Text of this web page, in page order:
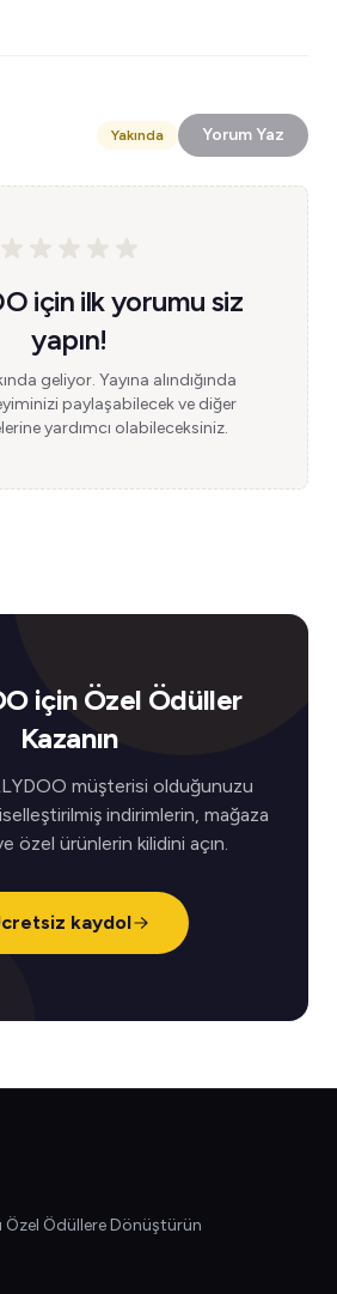
Yakında Yorum Yaz
için ilk yorumu siz
yapın!
geliyor. Yayına alındığında
paylaşabilecek ve diğer
yardımcı olabileceksiniz.
için Özel Ödüller
Kazanın
müşterisi olduğunuzu
indirimlerin, mağaza
özel ürünlerin kilidini açın.
kaydol
Özel Ödüllere Dönüştürün